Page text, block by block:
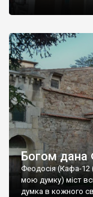
Богом дана
Феодосія (Кафа-12
мою думку) міст
думка в кожного